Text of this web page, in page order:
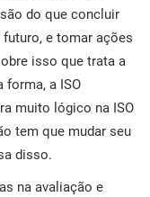
do que concluir
e tomar ações
isso que trata a
forma, a ISO
muito lógico na ISO
tem que mudar seu
disso.
na avaliação e